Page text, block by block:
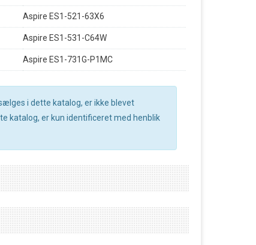
Aspire ES1-521-63X6
Aspire ES1-531-C64W
Aspire ES1-731G-P1MC
i dette katalog, er ikke blevet
katalog, er kun identificeret med henblik